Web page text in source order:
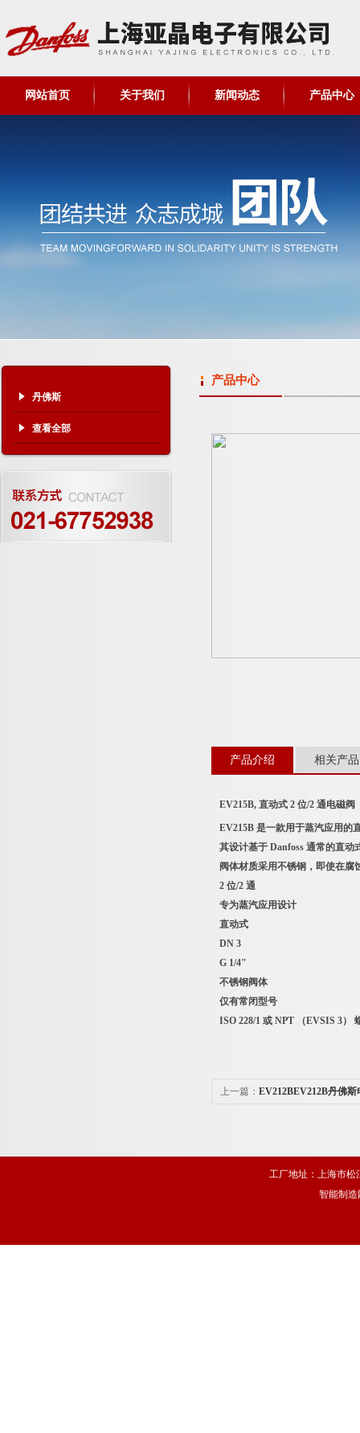
网站首页 关于我们 新闻动态 产品中心
丹佛斯
查看全部
产品中心
产品介绍 相关产品
EV215B, 直动式 2 位/2 通电磁阀
EV215B 是一款用于蒸汽应用的
其设计基于 Danfoss 通常的直
阀体材质采用不锈钢，即使在腐
2 位/2 通
专为蒸汽应用设计
直动式
DN 3
G 1/4"
不锈钢阀体
仅有常闭型号
ISO 228/1 或 NPT （EVSIS 3）
上一篇： EV212BEV212B丹佛斯
工厂地址：上海市松
智能制造